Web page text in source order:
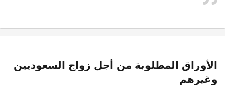
الأوراق المطلوبة من أجل زواج السعوديين
وغيرهم